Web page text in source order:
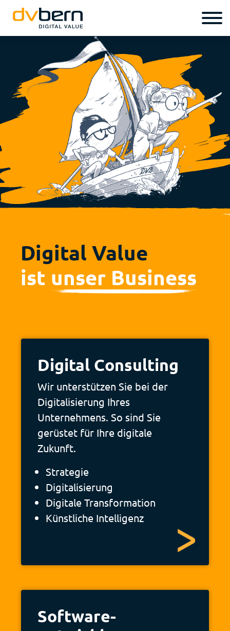
Deutsch Français
Digital Value
ist unser Business
Digital Consulting
Wir unterstützen Sie bei der
Digitalisierung Ihres
Unternehmens. So sind Sie
gerüstet für Ihre digitale
Zukunft.
Strategie
Digitalisierung
Digitale Transformation
Künstliche Intelligenz
Software­